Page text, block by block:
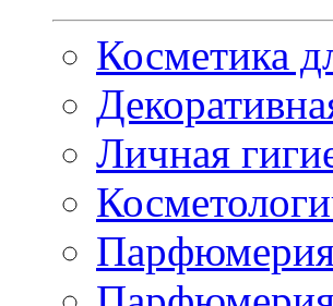
Косметика
Личная